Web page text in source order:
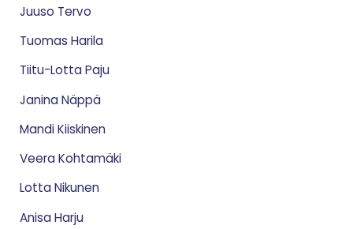
Juuso Tervo
Tuomas Harila
Tiitu-Lotta Paju
Janina Näppä
Mandi Kiiskinen
Veera Kohtamäki
Lotta Nikunen
Anisa Harju